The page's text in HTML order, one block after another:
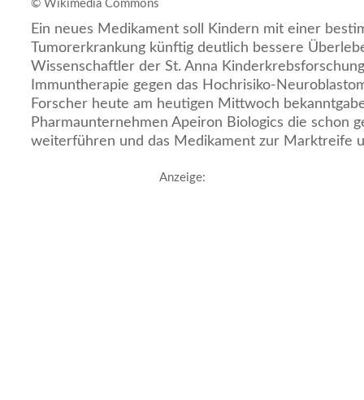
© Wikimedia Commons
Ein neues Medikament soll Kindern mit einer
Tumorerkrankung künftig deutlich bessere
Wissenschaftler der St. Anna
Immuntherapie gegen das Hochrisiko-
Forscher heute am heutigen Mittwoch
Pharmaunternehmen Apeiron Biologics die schon
weiterführen und das Medikament zur Marktreife
Anzeige: